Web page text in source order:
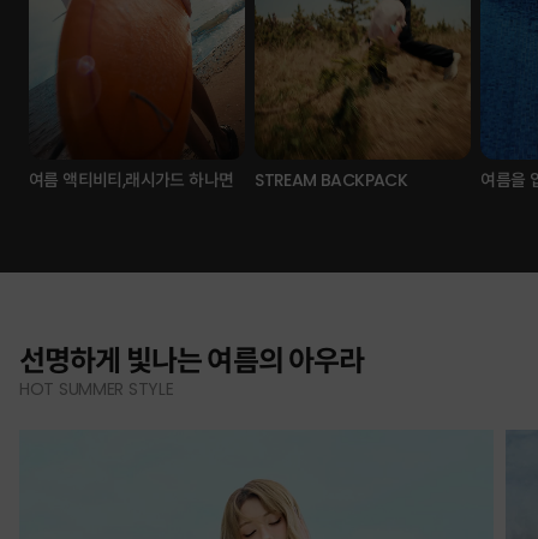
여름 액티비티,래시가드 하나면 STREAM BACKPACK 여름을
선명하게 빛나는 여름의 아우라
HOT SUMMER STYLE